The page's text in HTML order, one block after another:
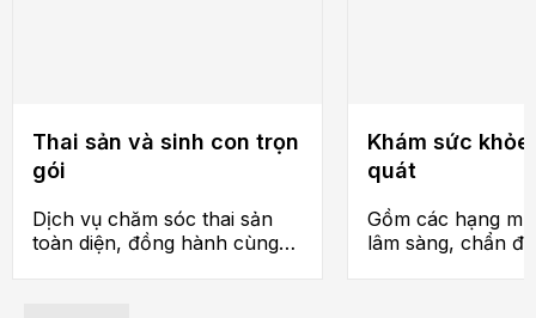
Thai sản và sinh con trọn
gói
Dịch vụ chăm sóc thai sản
toàn diện, đồng hành cùng
Khám sức
quát
Gồm các hạng
lâm sàng, chẩn